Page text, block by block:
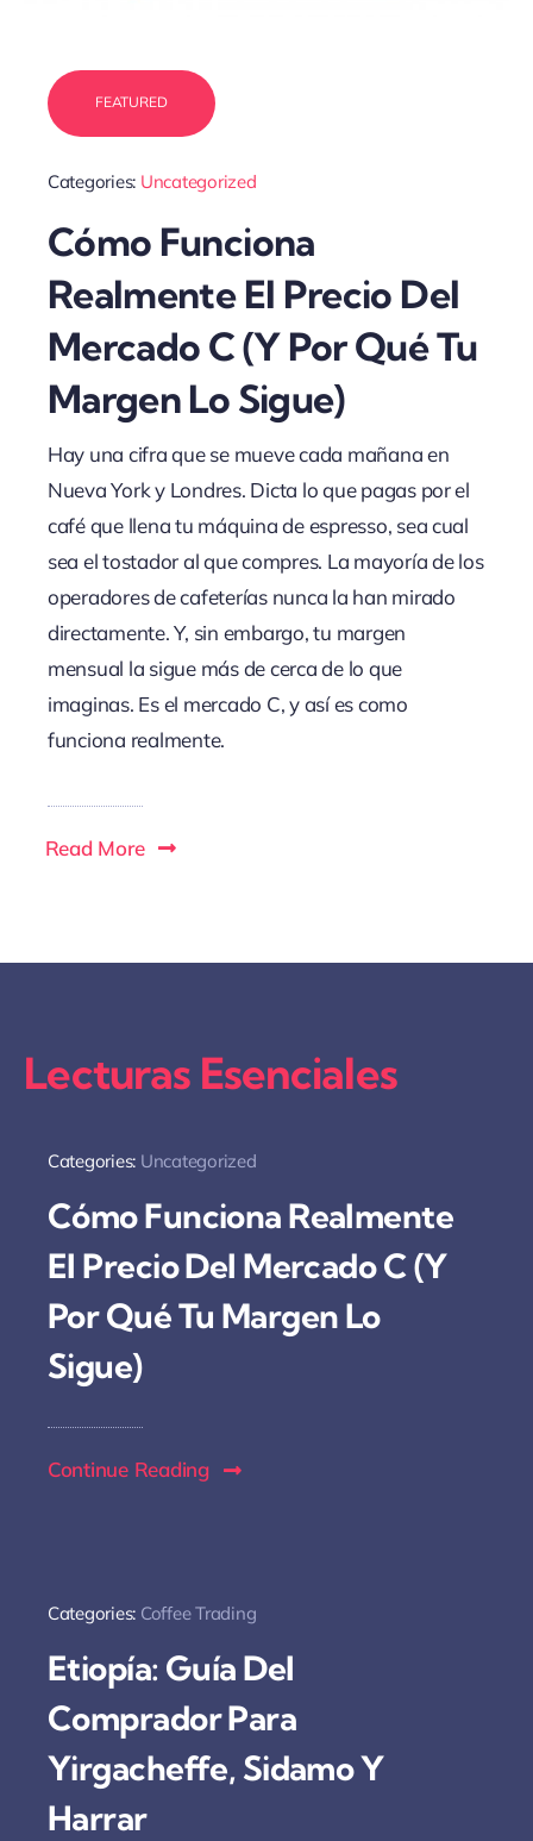
FEATURED
Categories: Uncategorized
Cómo Funciona
Realmente El Precio Del
Mercado C (y Por Qué Tu
Margen Lo Sigue)
Hay una cifra que se mueve cada mañana en
Nueva York y Londres. Dicta lo que pagas por el
café que llena tu máquina de espresso, sea cual
sea el tostador al que compres. La mayoría de los
operadores de cafeterías nunca la han mirado
directamente. Y, sin embargo, tu margen
mensual la sigue más de cerca de lo que
imaginas. Es el mercado C, y así es como
funciona realmente.
Read More
Lecturas Esenciales
Categories: Uncategorized
Cómo Funciona Realmente
El Precio Del Mercado C (y
Por Qué Tu Margen Lo
Sigue)
Continue Reading
Categories: Coffee Trading
Etiopía: Guía Del
Comprador Para
Yirgacheffe, Sidamo Y
Harrar